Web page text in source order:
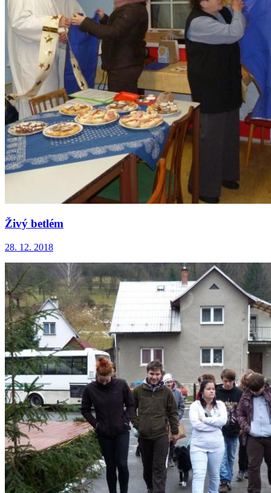
Živý betlém
28. 12. 2018